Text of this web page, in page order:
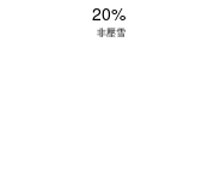
20%
非壓雪